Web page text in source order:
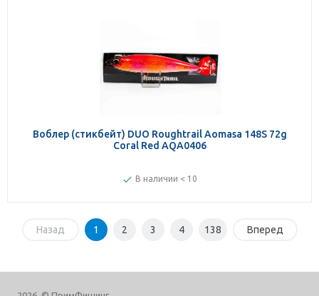
Воблер (стикбейт) DUO Roughtrail Aomasa 148S 72g
Coral Red AQA0406
В наличии < 10
Назад 1 2 3 4 138 Вперед